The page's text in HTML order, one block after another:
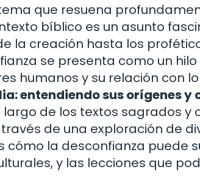
que resuena
bíblico es un asunto
la creación hasta los
se presenta como un
humanos y su relación con
entendiendo sus orígenes y
de los textos sagrados y
de una exploración de
cómo la desconfianza puede
y las lecciones que